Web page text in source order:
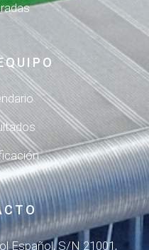
Español, S/N 21001,